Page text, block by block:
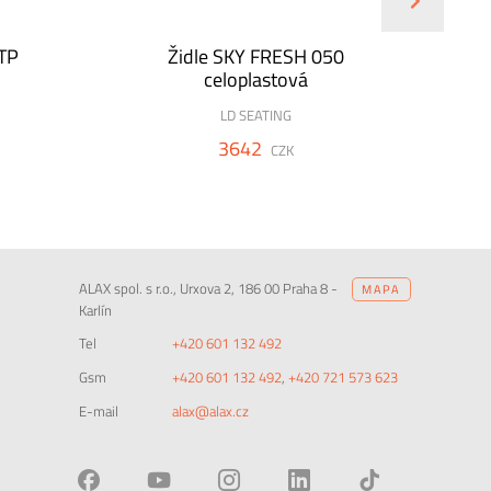
Židle SKY FRESH 050
celoplastová
LD SEATING
3642 CZK
ALAX spol. s r.o., Urxova 2, 186 00 Praha 8 -
Karlín
MAPA
Tel
+420 601 132 492
Gsm
+420 601 132 492, +420 721 573 623
E-mail
alax@alax.cz